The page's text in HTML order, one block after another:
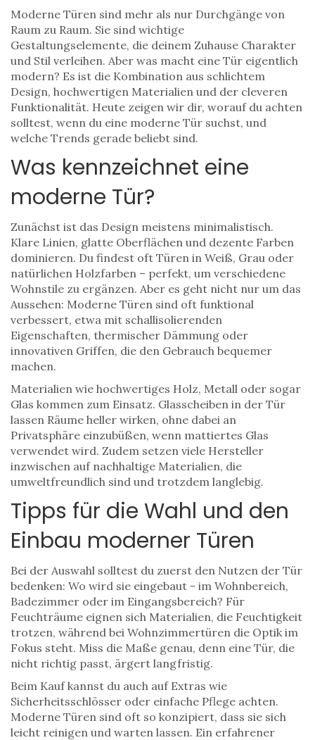
Moderne Türen sind mehr als nur Durchgänge von
Raum zu Raum. Sie sind wichtige
Gestaltungselemente, die deinem Zuhause Charakter
und Stil verleihen. Aber was macht eine Tür eigentlich
modern? Es ist die Kombination aus schlichtem
Design, hochwertigen Materialien und der cleveren
Funktionalität. Heute zeigen wir dir, worauf du achten
solltest, wenn du eine moderne Tür suchst, und
welche Trends gerade beliebt sind.
Was kennzeichnet eine
moderne Tür?
Zunächst ist das Design meistens minimalistisch.
Klare Linien, glatte Oberflächen und dezente Farben
dominieren. Du findest oft Türen in Weiß, Grau oder
natürlichen Holzfarben – perfekt, um verschiedene
Wohnstile zu ergänzen. Aber es geht nicht nur um das
Aussehen: Moderne Türen sind oft funktional
verbessert, etwa mit schallisolierenden
Eigenschaften, thermischer Dämmung oder
innovativen Griffen, die den Gebrauch bequemer
machen.
Materialien wie hochwertiges Holz, Metall oder sogar
Glas kommen zum Einsatz. Glasscheiben in der Tür
lassen Räume heller wirken, ohne dabei an
Privatsphäre einzubüßen, wenn mattiertes Glas
verwendet wird. Zudem setzen viele Hersteller
inzwischen auf nachhaltige Materialien, die
umweltfreundlich sind und trotzdem langlebig.
Tipps für die Wahl und den
Einbau moderner Türen
Bei der Auswahl solltest du zuerst den Nutzen der Tür
bedenken: Wo wird sie eingebaut - im Wohnbereich,
Badezimmer oder im Eingangsbereich? Für
Feuchträume eignen sich Materialien, die Feuchtigkeit
trotzen, während bei Wohnzimmertüren die Optik im
Fokus steht. Miss die Maße genau, denn eine Tür, die
nicht richtig passt, ärgert langfristig.
Beim Kauf kannst du auch auf Extras wie
Sicherheitsschlösser oder einfache Pflege achten.
Moderne Türen sind oft so konzipiert, dass sie sich
leicht reinigen und warten lassen. Ein erfahrener